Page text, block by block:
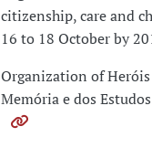
citizenship, care and
16 to 18 October by
Organization of Heróis
Memória e dos